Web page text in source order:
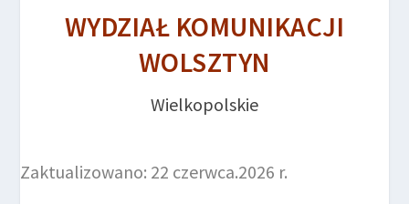
WYDZIAŁ KOMUNIKACJI
WOLSZTYN
Wielkopolskie
Zaktualizowano: 22 czerwca.2026 r.